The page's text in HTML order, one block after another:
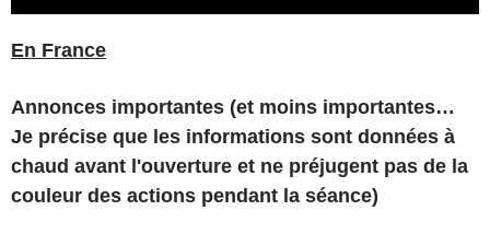
En France
Annonces importantes (et moins importantes…
Je précise que les informations sont données à
chaud avant l'ouverture et ne préjugent pas de la
couleur des actions pendant la séance)